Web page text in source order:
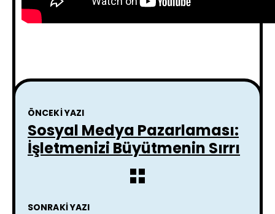
ÖNCEKI YAZI
Sosyal Medya Pazarlaması:
İşletmenizi Büyütmenin Sırrı
SONRAKI YAZI